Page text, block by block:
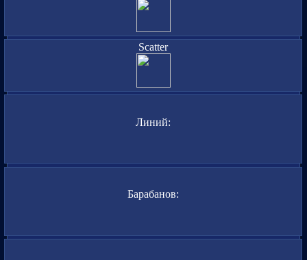
Scatter
Линий:
Барабанов: